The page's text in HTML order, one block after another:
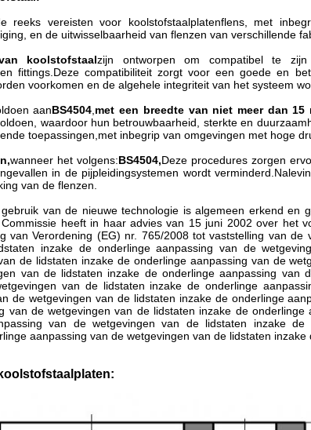
reeks vereisten voor koolstofstaalplatenflens, met
en de uitwisselbaarheid van flenzen van verschillende
koolstofstaalzijn ontworpen om compatibel te
fittings.Deze compatibiliteit zorgt voor een goede en
voorkomen en de algehele integriteit van het systeem
aanBS4504 met een breedte van niet meer dan 15
waardoor hun betrouwbaarheid, sterkte en
toepassingen,met inbegrip van omgevingen met hoge
wanneer het volgens:BS4504,Deze procedures zorgen
in de pijpleidingsystemen wordt
van de flenzen.
van de nieuwe technologie is algemeen erkend en
heeft in haar advies van 15 juni 2002 over het
van Verordening (EG) nr. 765/2008 tot vaststelling van de
inzake de onderlinge aanpassing van de
de lidstaten inzake de onderlinge aanpassing van de
van de lidstaten inzake de onderlinge aanpassing van
van de lidstaten inzake de onderlinge
de wetgevingen van de lidstaten inzake de onderlinge
van de wetgevingen van de lidstaten inzake de onderlinge
van de wetgevingen van de lidstaten inzake de
aanpassing van de wetgevingen van de lidstaten inzake